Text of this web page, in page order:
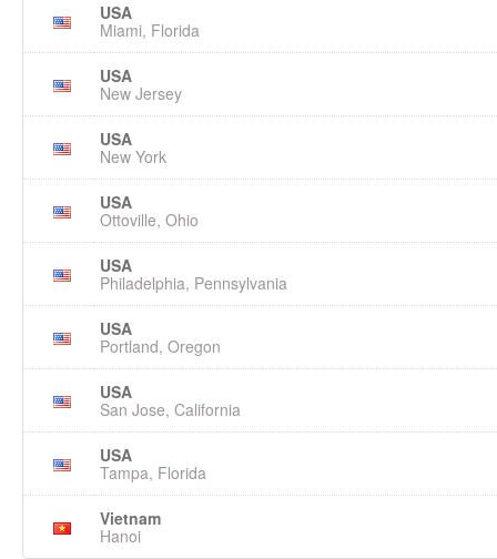
USA
Miami, Florida
USA
New Jersey
USA
New York
USA
Ottoville, Ohio
USA
Philadelphia, Pennsylvania
USA
Portland, Oregon
USA
San Jose, California
USA
Tampa, Florida
Vietnam
Hanoi